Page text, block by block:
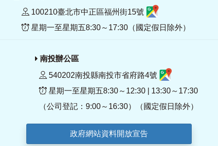
100210臺北市中正區福州街15號
星期一至星期五8:30～17:30（國定假日除外）
南投辦公區
540202南投縣南投市省府路4號
星期一至星期五8:30～12:30 | 13:30～17:30
（公司登記：9:00～16:30）（國定假日除外）
政府網站資料開放宣告